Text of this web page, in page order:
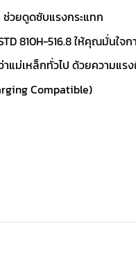
วยดูดซับแรงกระแทก
810H-516.8 ให้คุณมั่นใจก
แม่เหล็กทั่วไป ด้วยความแร
Compatible)